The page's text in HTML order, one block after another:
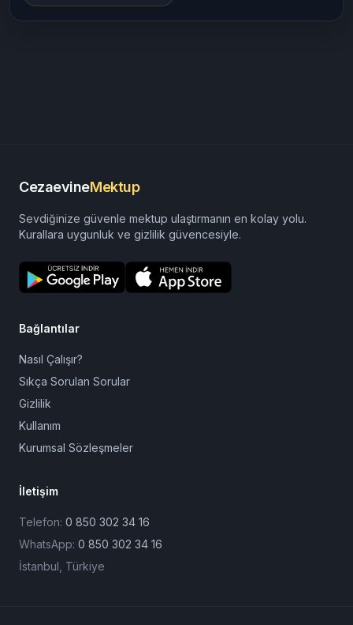
CezaevineMektup
Sevdiğinize güvenle mektup ulaştırmanın en kolay yolu.
Kurallara uygunluk ve gizlilik güvencesiyle.
Bağlantılar
Nasıl Çalışır?
Sıkça Sorulan Sorular
Gizlilik
Kullanım
Kurumsal Sözleşmeler
İletişim
Telefon: 0 850 302 34 16
WhatsApp: 0 850 302 34 16
İstanbul, Türkiye